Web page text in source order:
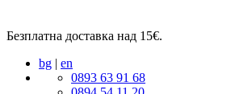
Безплатна доставка над 15€.
bg | en
0893 63 91 68